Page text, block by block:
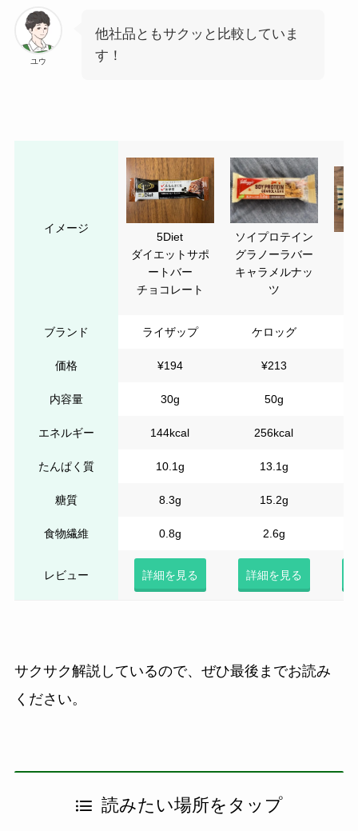
ユウ
他社品ともサクッと比較していま
す！
イメージ
5Diet
ダイエットサポ
ートバー
チョコレート
ソイプロテイン
グラノーラバー
キャラメルナッ
ツ
ブランド ライザップ ケロッグ
価格 ¥194 ¥213
内容量 30g 50g
エネルギー 144kcal 256kcal
たんぱく質 10.1g 13.1g
糖質 8.3g 15.2g
食物繊維 0.8g 2.6g
レビュー 詳細を見る 詳細を見る
サクサク解説しているので、ぜひ最後までお読み
ください。
読みたい場所をタップ